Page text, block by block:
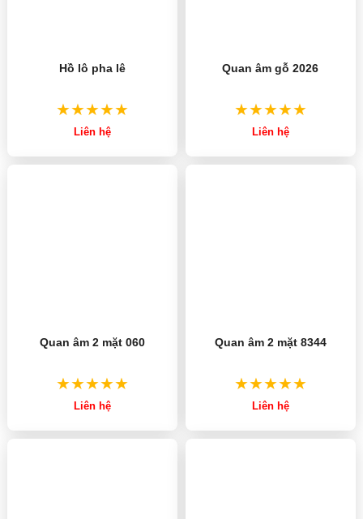
Hồ lô pha lê
Liên hệ
Quan âm gỗ 2026
Liên hệ
Quan âm 2 mặt 060
Liên hệ
Quan âm 2 mặt 8344
Liên hệ